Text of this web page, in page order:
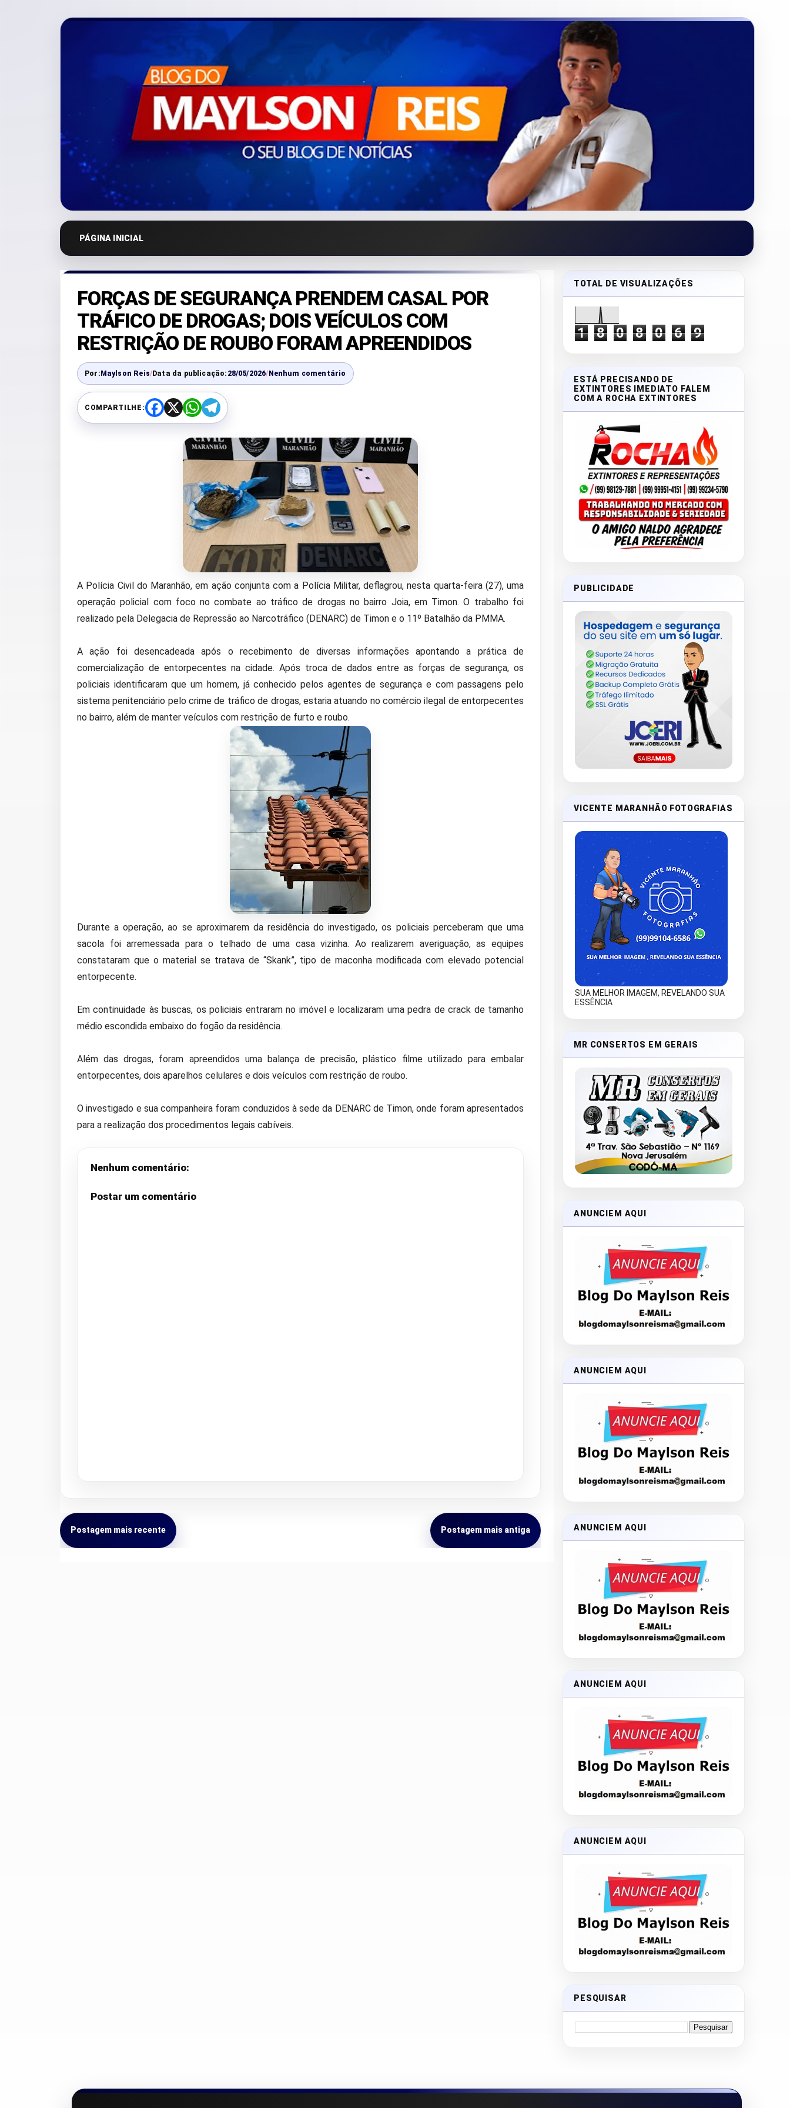
PÁGINA INICIAL
FORÇAS DE SEGURANÇA PRENDEM CASAL POR
TRÁFICO DE DROGAS; DOIS VEÍCULOS COM
RESTRIÇÃO DE ROUBO FORAM APREENDIDOS
Por:Maylson Reis/Data da publicação: 28/05/2026/Nenhum comentário
COMPARTILHE:
F
a
X
W
h
t
s
A
T
e
e
g
r
m
A Polícia Civil do Maranhão, em ação conjunta com a Polícia Militar, deflagrou, nesta quarta-feira (27), uma
operação policial com foco no combate ao tráfico de drogas no bairro Joia, em Timon. O trabalho foi
realizado pela Delegacia de Repressão ao Narcotráfico (DENARC) de Timon e o 11º Batalhão da PMMA.
A ação foi desencadeada após o recebimento de diversas informações apontando a prática de
comercialização de entorpecentes na cidade. Após troca de dados entre as forças de segurança, os
policiais identificaram que um homem, já conhecido pelos agentes de segurança e com passagens pelo
sistema penitenciário pelo crime de tráfico de drogas, estaria atuando no comércio ilegal de entorpecentes
no bairro, além de manter veículos com restrição de furto e roubo.
Durante a operação, ao se aproximarem da residência do investigado, os policiais perceberam que uma
sacola foi arremessada para o telhado de uma casa vizinha. Ao realizarem averiguação, as equipes
constataram que o material se tratava de “Skank”, tipo de maconha modificada com elevado potencial
entorpecente.
Em continuidade às buscas, os policiais entraram no imóvel e localizaram uma pedra de crack de tamanho
médio escondida embaixo do fogão da residência.
Além das drogas, foram apreendidos uma balança de precisão, plástico filme utilizado para embalar
entorpecentes, dois aparelhos celulares e dois veículos com restrição de roubo.
O investigado e sua companheira foram conduzidos à sede da DENARC de Timon, onde foram apresentados
para a realização dos procedimentos legais cabíveis.
Nenhum comentário:
Postar um comentário
Postagem mais recente Postagem mais antiga
TOTAL DE VISUALIZAÇÕES
1 8 0 8 0 6 9
ESTÁ PRECISANDO DE
EXTINTORES IMEDIATO FALEM
COM A ROCHA EXTINTORES
PUBLICIDADE
VICENTE MARANHÃO FOTOGRAFIAS
SUA MELHOR IMAGEM, REVELANDO SUA
ESSÊNCIA
MR CONSERTOS EM GERAIS
ANUNCIEM AQUI
ANUNCIEM AQUI
ANUNCIEM AQUI
ANUNCIEM AQUI
ANUNCIEM AQUI
PESQUISAR